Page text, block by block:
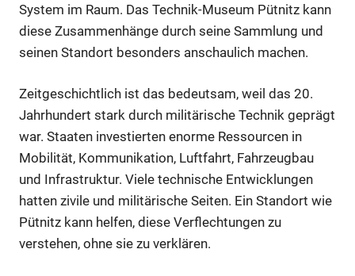
System im Raum. Das Technik-Museum Pütnitz kann
diese Zusammenhänge durch seine Sammlung und
seinen Standort besonders anschaulich machen.
Zeitgeschichtlich ist das bedeutsam, weil das 20.
Jahrhundert stark durch militärische Technik geprägt
war. Staaten investierten enorme Ressourcen in
Mobilität, Kommunikation, Luftfahrt, Fahrzeugbau
und Infrastruktur. Viele technische Entwicklungen
hatten zivile und militärische Seiten. Ein Standort wie
Pütnitz kann helfen, diese Verflechtungen zu
verstehen, ohne sie zu verklären.